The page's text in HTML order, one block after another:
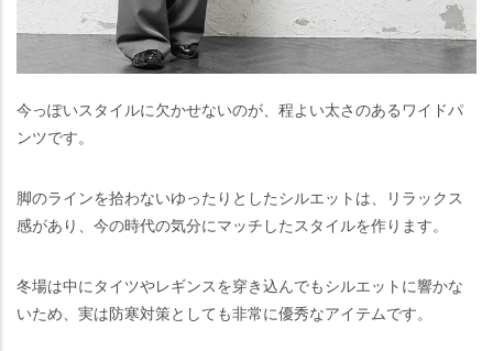
今っぽいスタイルに欠かせないのが、程よい太さのあるワイドパ
ンツです。
脚のラインを拾わないゆったりとしたシルエットは、リラックス
感があり、今の時代の気分にマッチしたスタイルを作ります。
冬場は中にタイツやレギンスを穿き込んでもシルエットに響かな
いため、実は防寒対策としても非常に優秀なアイテムです。